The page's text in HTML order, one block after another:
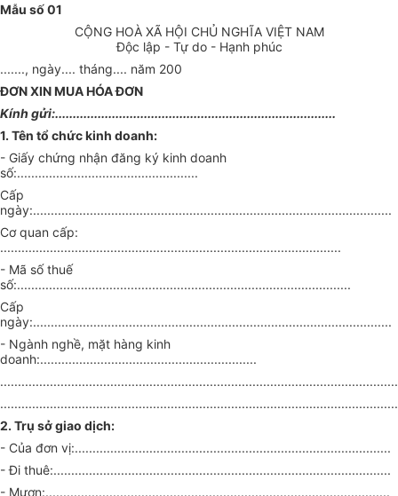
Mẫu số 01
CỘNG HOÀ XÃ HỘI CHỦ NGHĨA VIỆT NAM
Độc lập - Tự do - Hạnh phúc
......., ngày.... tháng.... năm 200
ĐƠN XIN MUA HÓA ĐƠN
Kính gửi:...............................................................................
1. Tên tổ chức kinh doanh:
- Giấy chứng nhận đăng ký kinh doanh
số:...................................................
Cấp
ngày:.....................................................................................................
Cơ quan cấp:
................................................................................................
- Mã số thuế
số:..............................................................................................
Cấp
ngày:.....................................................................................................
- Ngành nghề, mặt hàng kinh
doanh:.............................................................
2. Trụ sở giao dịch:
- Của đơn vị:.........................................................................................
- Đi thuê:...............................................................................................
- Mượn:.................................................................................................